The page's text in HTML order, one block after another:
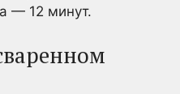
— 12 минут.